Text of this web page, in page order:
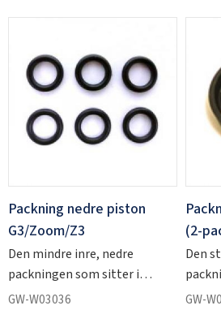
Packning nedre piston
G3/Zoom/Z3
Den mindre inre, nedre
packningen som sitter i
Zoom-, G3- och Z3-
GW-W03036
(2-
Den
GW-